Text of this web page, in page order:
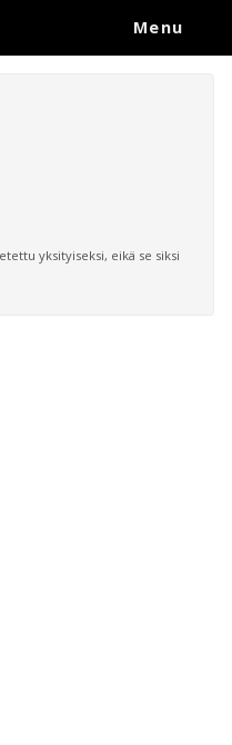
Menu
yksityiseksi, eikä se siksi